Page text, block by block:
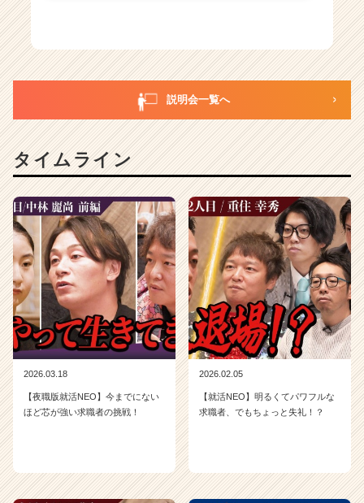
説明会一覧へ
タイムライン
2026.03.18
【夜職版就活NEO】今までにない
ほど芯が強い求職者の挑戦！
2026.02.05
【就活NEO】明るくてパワフルな
求職者、でもちょっと失礼！？